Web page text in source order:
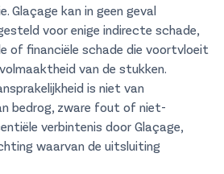
Glaçage kan in geen geval
voor enige indirecte schade,
of financiële schade die voortvloeit
van de stukken.
is niet van
bedrog, zware fout of niet-
verbintenis door Glaçage,
waarvan de uitsluiting